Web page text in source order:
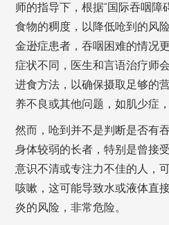
师的指导下，根据“国际吞咽障
食物的稠度，以降低呛到的风
金逊症患者，吞咽困难的情况
症状不同，医生和言语治疗师
进食方法，以确保摄取足够的
养不良或其他问题，如肌少症
然而，呛到并不是判断是否有
身体较弱的长者，特别是曾接
意识不清或专注力不佳的人，
咳嗽，这可能导致水或液体直
炎的风险，非常危险。